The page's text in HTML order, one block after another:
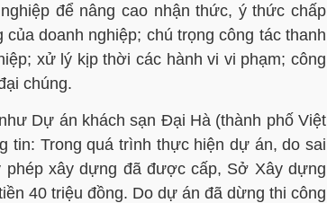
để nâng cao nhận thức, ý thức chấp
doanh nghiệp; chú trọng công tác thanh
xử lý kịp thời các hành vi vi phạm; công
chúng.
Dự án khách sạn Đại Hà (thành phố Việt
tin: Trong quá trình thực hiện dự án, do sai
xây dựng đã được cấp, Sở Xây dựng
40 triệu đồng. Do dự án đã dừng thi công